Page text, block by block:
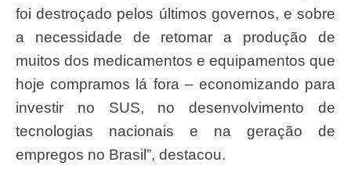
foi destroçado pelos últimos governos, e sobre
a necessidade de retomar a produção de
muitos dos medicamentos e equipamentos que
hoje compramos lá fora – economizando para
investir no SUS, no desenvolvimento de
tecnologias nacionais e na geração de
empregos no Brasil”, destacou.